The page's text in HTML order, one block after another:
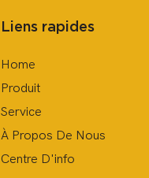
Liens rapides
Home
Produit
Service
À Propos De Nous
Centre D'info